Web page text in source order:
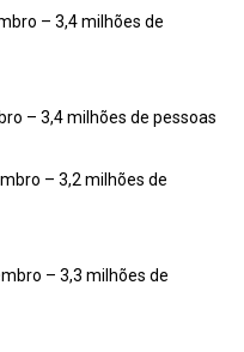
– 3,4 milhões de
– 3,4 milhões de pessoas
– 3,2 milhões de
– 3,3 milhões de